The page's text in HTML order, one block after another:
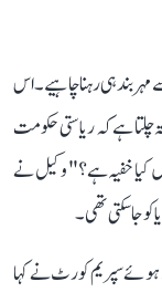
ہی رہنا چاہیے۔ اس
چلتا ہے کہ ریاستی حکومت
کیا خفیہ ہے؟" وکیل نے
جا سکتی تھی۔
کرتے ہوئے سپریم کورٹ نے کہا